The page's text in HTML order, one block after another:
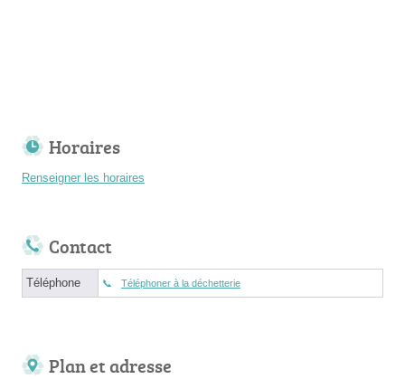
Horaires
Renseigner les horaires
Contact
Téléphone Téléphoner à la déchetterie
Plan et adresse